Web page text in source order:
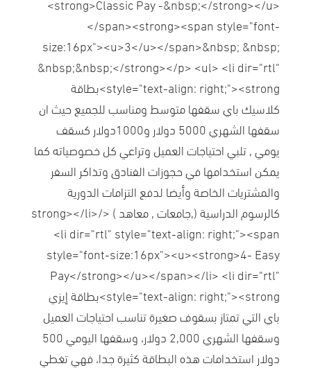
<strong>Classic Pay -&nbsp;</strong></u>
</span><strong><span style="font-
size:16px"><u>3</u></span>&nbsp; &nbsp;
&nbsp;&nbsp;</strong></p> <ul> <li dir="rtl"
style="text-align: right;"><strong>بطاقة
كلاسيك باي سقفها متوسط ومناسب للجميع حيث ان
سقفها الشهري 5000 دولار و1000دولار كسقف
يومي , تلبي احتياجات العميل وتراعي كل خصوصياته كما
يمكن استخدامها في حجوزات الفنادق وتذاكر السفر
والمشتريات الخاصة وأيضا لدفع التزامات الدورية
كالرسوم الدراسية (,جامعات , معاهد ) </strong></li>
<li dir="rtl" style="text-align: right;"><span
style="font-size:16px"><u><strong>4- Easy
Pay</strong></u></span></li> <li dir="rtl"
style="text-align: right;"><strong>بطاقة إيزي
باي التي تمتاز بسقوف صغيرة تناسب احتياجات العميل
وسقفها الشهري 2,000 دولار، وسقفها اليومي 500
دولار استخدامات هذه البطاقة كثيرة جدا، فهي تغطي